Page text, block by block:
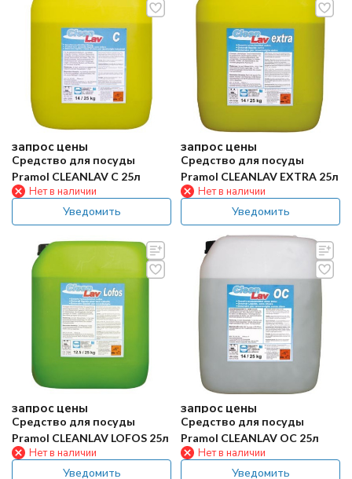
запрос цены
Средство для посуды
Pramol CLEANLAV C 25л
Нет в наличии
Уведомить
запрос цены
Средство для посуды
Pramol CLEANLAV EXTRA 25л
Нет в наличии
Уведомить
запрос цены
Средство для посуды
Pramol CLEANLAV LOFOS 25л
Нет в наличии
Уведомить
запрос цены
Средство для посуды
Pramol CLEANLAV OC 25л
Нет в наличии
Уведомить